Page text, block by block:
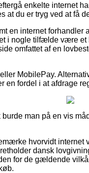
enkelte internet
at du er tryg ved at få
en internet
i nogle tilfælde være
omfattet af en
MobilePay.
en fordel i at afdrage
man på en vis
hvorvidt
dansk
for de gældende